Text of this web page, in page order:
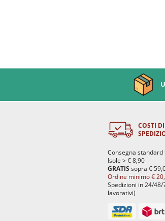
COSTI DI
Consegna standard
Isole > € 8,90
GRATIS sopra €
Ordine minimo €
Spedizioni in 24/48/
lavorativi)